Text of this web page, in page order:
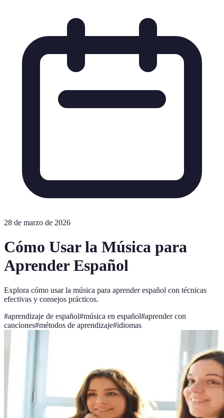
28 de marzo de 2026
Cómo Usar la Música para
Aprender Español
Explora cómo usar la música para aprender español con técnicas
efectivas y consejos prácticos.
#aprendizaje de español#música en español#aprender con
canciones#métodos de aprendizaje#idiomas